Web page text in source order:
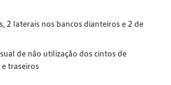
2 laterais nos bancos dianteiros e 2 de
de não utilização dos cintos de
traseiros